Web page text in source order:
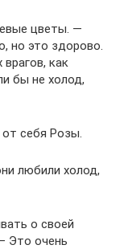
цветы. —
но это здорово.
как
бы не холод,
себя Розы.
любили холод,
о своей
Это очень